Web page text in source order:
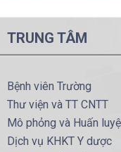
TRUNG TÂM
Bệnh viên Trường
Thư viện và TT CNTT
Mô phỏng và Huấn
Dịch vụ KHKT Y dược